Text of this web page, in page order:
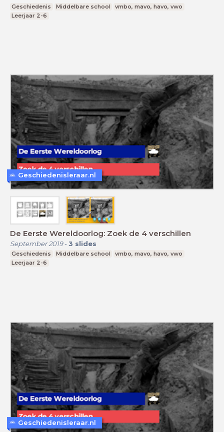
Geschiedenis Middelbare school
vmbo, mavo, havo, vwo
Leerjaar 2-6
De Eerste Wereldoorlog: Zoek de 4 verschillen
September 2019- 3 slides
Geschiedenis Middelbare school
vmbo, mavo, havo, vwo
Leerjaar 2-6
Geschiedenisleraar.nl
Geschiedenisleraar.nl